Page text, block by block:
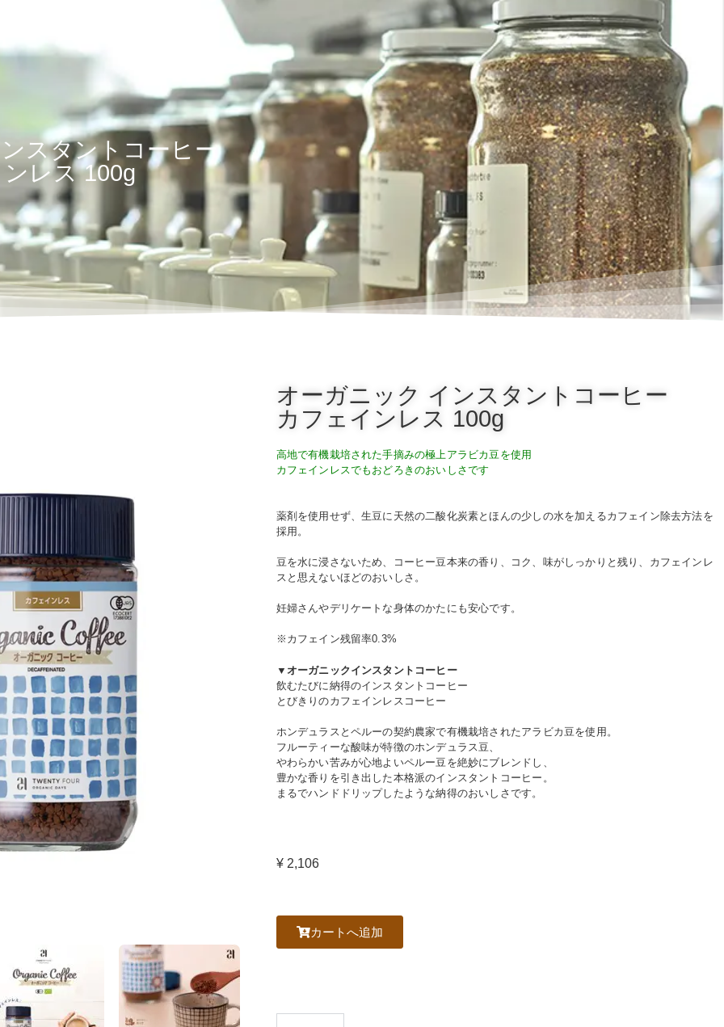
スタントコーヒー
レス 100g
オーガニック インスタントコーヒー
カフェインレス 100g
高地で有機栽培された手摘みの極上アラビカ豆を使用
カフェインレスでもおどろきのおいしさです
薬剤を使用せず、生豆に天然の二酸化炭素とほんの少しの水を加えるカフェイン除去方法を
採用。
豆を水に浸さないため、コーヒー豆本来の香り、コク、味がしっかりと残り、カフェインレ
スと思えないほどのおいしさ。
妊婦さんやデリケートな身体のかたにも安心です。
※カフェイン残留率0.3%
▼オーガニックインスタントコーヒー
飲むたびに納得のインスタントコーヒー
とびきりのカフェインレスコーヒー
ホンデュラスとペルーの契約農家で有機栽培されたアラビカ豆を使用。
フルーティーな酸味が特徴のホンデュラス豆、
やわらかい苦みが心地よいペルー豆を絶妙にブレンドし、
豊かな香りを引き出した本格派のインスタントコーヒー。
まるでハンドドリップしたような納得のおいしさです。
¥ 2,106
カートへ追加